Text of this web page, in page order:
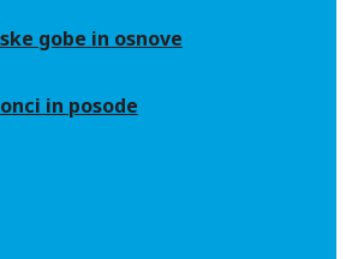
gobe in osnove
in posode